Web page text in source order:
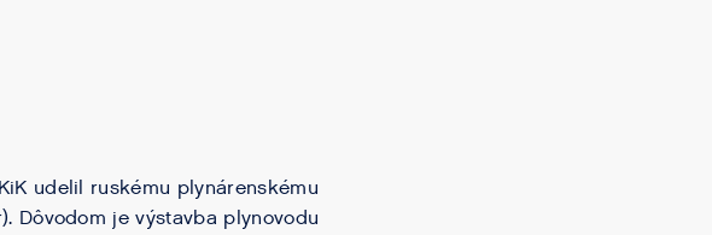
udelil ruskému plynárenskému
Dôvodom je výstavba plynovodu